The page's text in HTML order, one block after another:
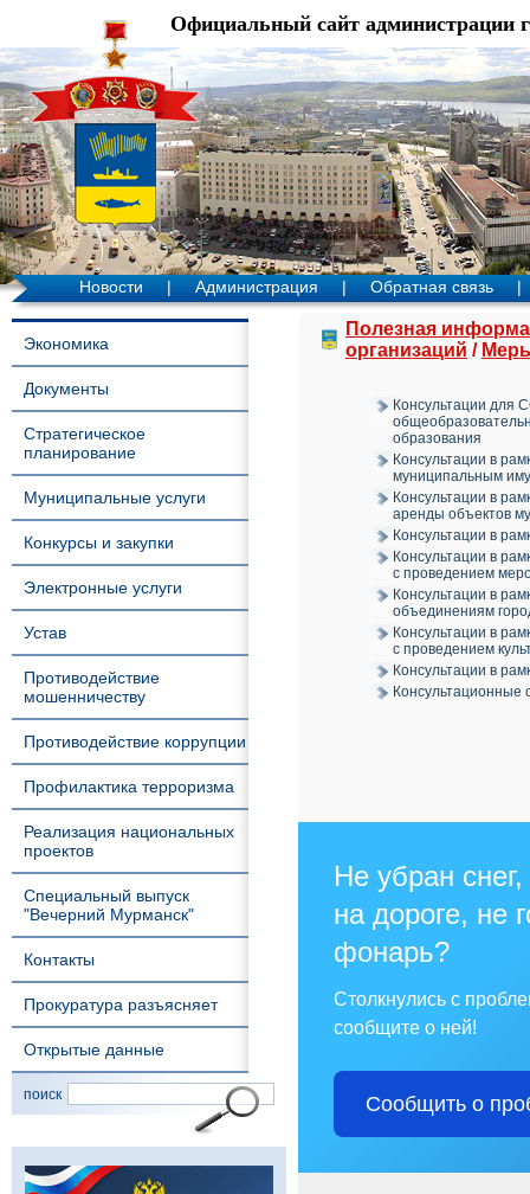
Официальный сайт администрации
Новости | Администрация | Обратная связь |
Экономика
Документы
Стратегическое
планирование
Муниципальные услуги
Конкурсы и закупки
Электронные услуги
Устав
Противодействие
мошенничеству
Противодействие коррупции
Профилактика терроризма
Реализация национальных
проектов
Специальный выпуск
"Вечерний Мурманск"
Контакты
Прокуратура разъясняет
Открытые данные
поиск
Полезная
организаций /
Консультации для
образования
Консультации в
муниципальным
Консультации в
аренды объектов
Консультации в
Консультации в
с проведением
Консультации в
объединениям
Консультации в
с проведением
Консультации в
Не убран
на дороге, не
фонарь?
Столкнулись с
сообщите о ней!
Сообщить о